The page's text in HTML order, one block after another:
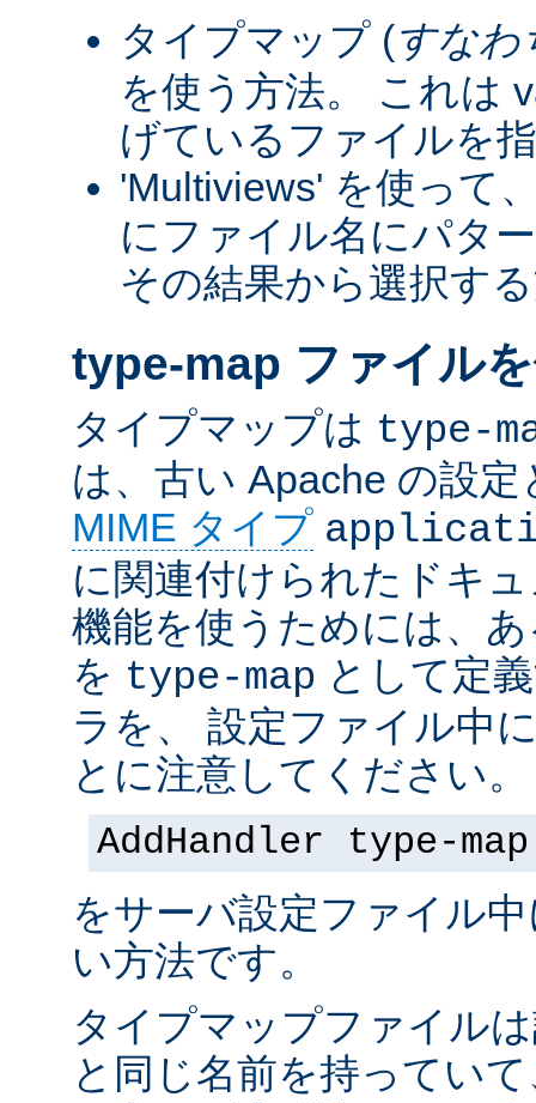
タイプマップ (すなわ
を使う方法。 これは
げているファイルを
'Multiviews' を使って
にファイル名にパタ
その結果から選択す
type-map ファイル
タイプマップは type-
は、古い Apache の設
MIME タイプ
に関連付けられたドキ
機能を使うためには、
を type-map として定
ラを、 設定ファイル中
とに注意してください
AddHandler type-
をサーバ設定ファイル
い方法です。
タイプマップファイル
と同じ名前を持ってい